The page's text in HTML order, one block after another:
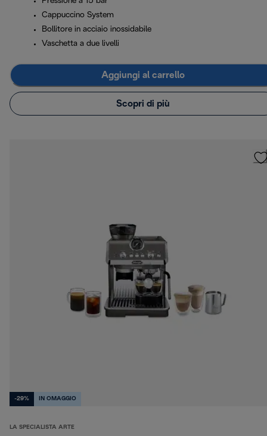
Cappuccino System
Bollitore in acciaio inossidabile
Vaschetta a due livelli
Aggiungi al carrello
Scopri di più
-29% IN OMAGGIO
LA SPECIALISTA ARTE